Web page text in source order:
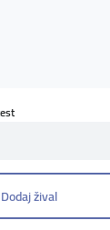
Dodaj žival